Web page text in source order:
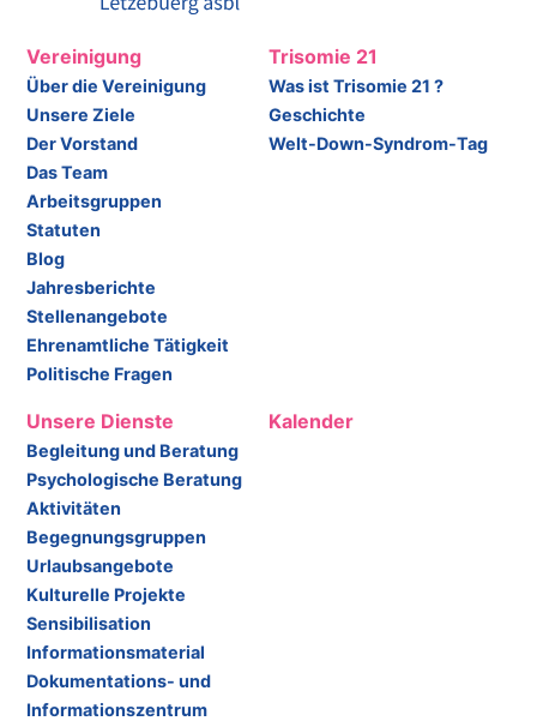
Vereinigung
Über die Vereinigung
Unsere Ziele
Der Vorstand
Das Team
Arbeitsgruppen
Statuten
Blog
Jahresberichte
Stellenangebote
Ehrenamtliche Tätigkeit
Politische Fragen
Trisomie 21
Was ist Trisomie 21 ?
Geschichte
Welt-Down-Syndrom-Tag
Unsere Dienste
Begleitung und Beratung
Psychologische Beratung
Aktivitäten
Begegnungsgruppen
Urlaubsangebote
Kulturelle Projekte
Sensibilisation
Informationsmaterial
Dokumentations- und
Informationszentrum
Kalender